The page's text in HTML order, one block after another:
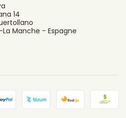
14
Manche - Espagne